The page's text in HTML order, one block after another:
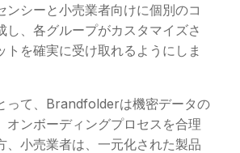
ンシーと小売業者向けに個別のコ
し、各グループがカスタマイズさ
トを確実に受け取れるようにしま
って、Brandfolderは機密データの
オンボーディングプロセスを合理
、小売業者は、一元化された製品